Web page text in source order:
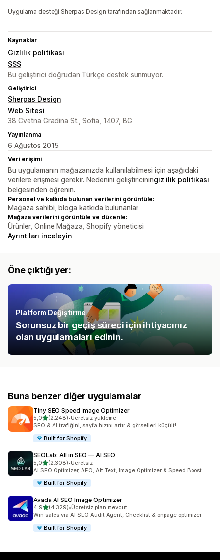
Uygulama desteği Sherpas Design tarafından sağlanmaktadır.
Kaynaklar
Gizlilik politikası
SSS
Bu geliştirici doğrudan Türkçe destek sunmuyor.
Geliştirici
Sherpas Design
Web Sitesi
38 Cvetna Gradina St., Sofia, 1407, BG
Yayınlanma
6 Ağustos 2015
Veri erişimi
Bu uygulamanın mağazanızda kullanılabilmesi için aşağıdaki
verilere erişmesi gerekir. Nedenini geliştiriciningizlilik politikası
belgesinden öğrenin.
Personel ve katkıda bulunan verilerini görüntüle:
Mağaza sahibi, bloga katkıda bulunanlar
Mağaza verilerini görüntüle ve düzenle:
Ürünler, Online Mağaza, Shopify yöneticisi
Ayrıntıları inceleyin
Öne çıktığı yer:
Platform Değiştirme
Sorunsuz bir geçiş süreci için ihtiyacınız
olan uygulamaları edinin.
Buna benzer diğer uygulamalar
Tiny SEO Speed Image Optimizer
5,05 yıldız üzerinden
(2.248)
toplam 2248 değerlendirme
•Ücretsiz yükleme
SEO & AI trafiğini, sayfa hızını artır & görselleri küçült!
Built for Shopify
SEOLab: All in SEO — AI SEO
5,05 yıldız üzerinden
(2.308)
toplam 2308 değerlendirme
•Ücretsiz
AI SEO Optimizer, AEO, Alt Text, Image Optimizer & Speed Boost
Built for Shopify
Avada AI SEO Image Optimizer
4,95 yıldız üzerinden
(4.329)
toplam 4329 değerlendirme
•Ücretsiz plan mevcut
Win sales via AI SEO Audit Agent, Checklist & onpage optimizer
Built for Shopify